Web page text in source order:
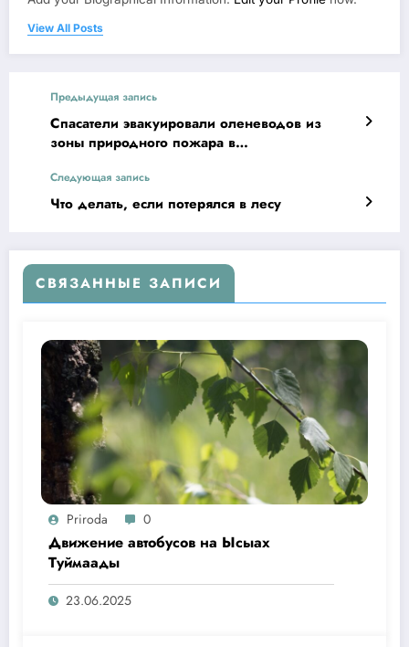
View All Posts
Предыдущая запись
Спасатели эвакуировали оленеводов из
зоны природного пожара в
Следующая запись
Что делать, если потерялся в лесу
СВЯЗАННЫЕ ЗАПИСИ
Priroda 0
Движение автобусов на Ысыах
Туймаады
23.06.2025